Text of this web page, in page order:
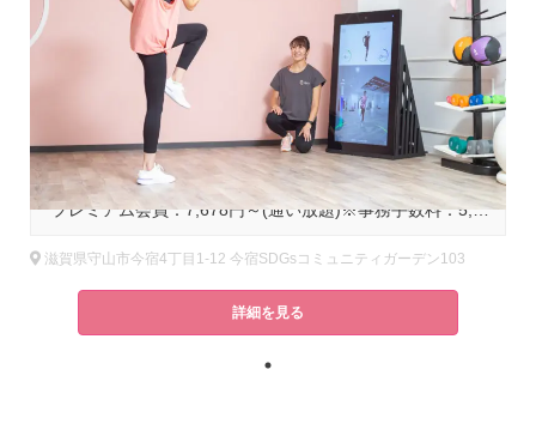
基本コース料金
プレミアム会員：7,678円～(通い放題)※事務手数料：5,500円(税込)＋カード発行手数料：3,300円(税込)
滋賀県守山市今宿4丁目1-12 今宿SDGsコミュニティガーデン103
詳細を見る